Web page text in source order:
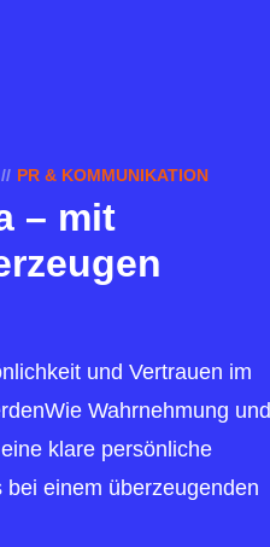
PR & KOMMUNIKATION
– mit
und Vertrauen im
Wahrnehmung und
klare persönliche
einem überzeugenden